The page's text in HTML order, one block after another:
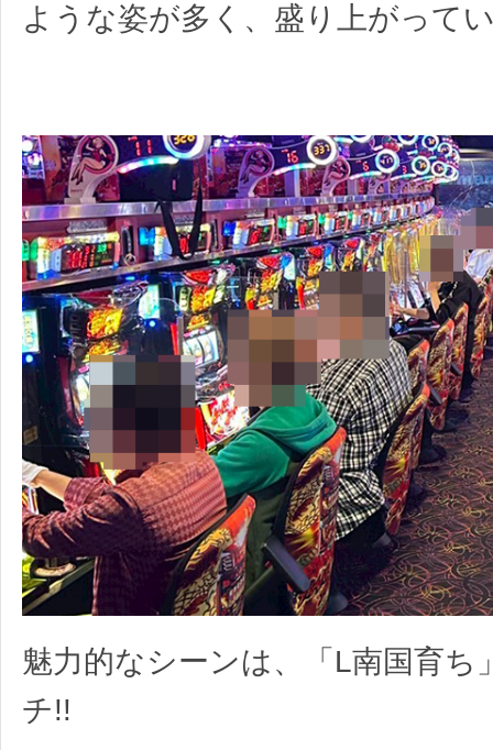
ような姿が多く、盛り上がって
魅力的なシーンは、「L南国育ち
チ!!